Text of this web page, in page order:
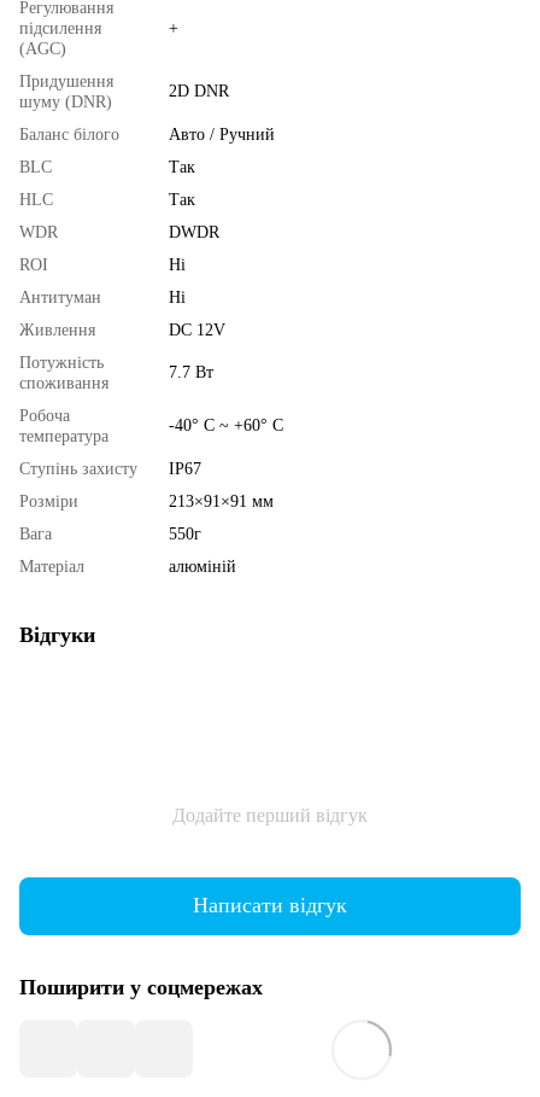
Регулювання
підсилення
(AGC)
+
Придушення
шуму (DNR)
2D DNR
Баланс білого
Авто / Ручний
BLC
Так
HLC
Так
WDR
DWDR
ROI
Ні
Антитуман
Ні
Живлення
DC 12V
Потужність
споживання
7.7 Вт
Робоча
температура
-40° C ~ +60° C
Ступінь захисту
IP67
Розміри
213×91×91 мм
Вага
550г
Матеріал
алюміній
Відгуки
Додайте перший відгук
Написати відгук
Поширити у соцмережах